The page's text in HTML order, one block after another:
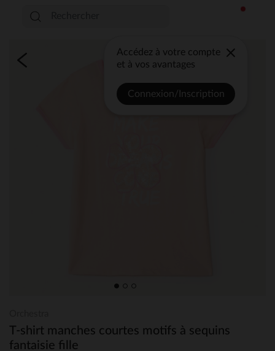
Accédez à votre compte
et à vos avantages
Connexion/Inscription
T-shirt manches courtes motifs à sequins
fantaisie fille